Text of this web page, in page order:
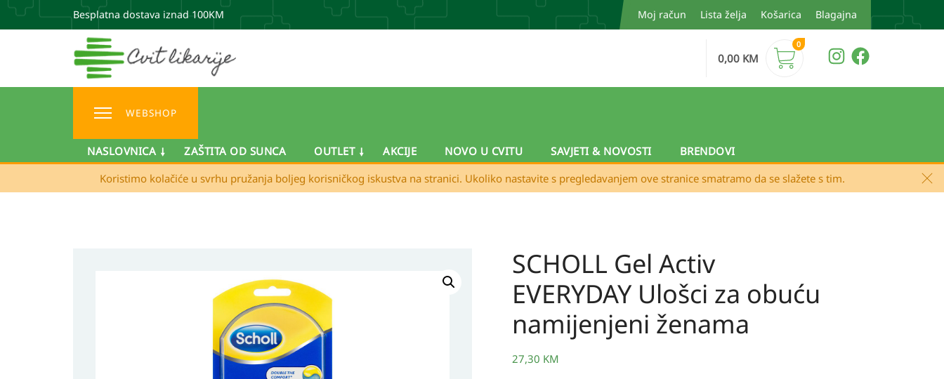
Besplatna dostava iznad 100KM Moj račun Lista želja Košarica Blagajna
0,00 KM
0
WEBSHOP
NASLOVNICA ZAŠTITA OD SUNCA OUTLET AKCIJE NOVO U CVITU SAVJETI & NOVOSTI
BRENDOVI
Koristimo kolačiće u svrhu pružanja boljeg korisničkog iskustva na stranici. Ukoliko nastavite s pregledavanjem ove stranice smatramo da se slažete s tim.
SCHOLL Gel Activ
EVERYDAY Ulošci za obuću
namijenjeni ženama
27,30 KM